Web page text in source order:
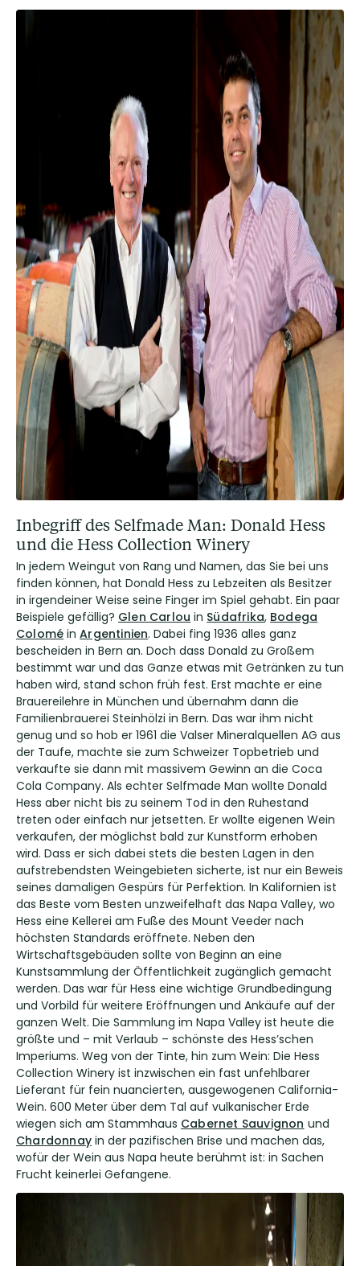
Inbegriff des Selfmade Man: Donald Hess
und die Hess Collection Winery
In jedem Weingut von Rang und Namen, das Sie bei uns
finden können, hat Donald Hess zu Lebzeiten als Besitzer
in irgendeiner Weise seine Finger im Spiel gehabt. Ein paar
Beispiele gefällig? Glen Carlou in Südafrika, Bodega
Colomé inArgentinien. Dabei fing 1936 alles ganz
bescheiden in Bern an. Doch dass Donald zu Großem
bestimmt war und das Ganze etwas mit Getränken zu tun
haben wird, stand schon früh fest. Erst machte er eine
Brauereilehre in München und übernahm dann die
Familienbrauerei Steinhölzi in Bern. Das war ihm nicht
genug und so hob er 1961 die Valser Mineralquellen AG aus
der Taufe, machte sie zum Schweizer Topbetrieb und
verkaufte sie dann mit massivem Gewinn an die Coca
Cola Company. Als echter Selfmade Man wollte Donald
Hess aber nicht bis zu seinem Tod in den Ruhestand
treten oder einfach nur jetsetten. Er wollte eigenen Wein
verkaufen, der möglichst bald zur Kunstform erhoben
wird. Dass er sich dabei stets die besten Lagen in den
aufstrebendsten Weingebieten sicherte, ist nur ein Beweis
seines damaligen Gespürs für Perfektion. In Kalifornien ist
das Beste vom Besten unzweifelhaft das Napa Valley, wo
Hess eine Kellerei am Fuße des Mount Veeder nach
höchsten Standards eröffnete. Neben den
Wirtschaftsgebäuden sollte von Beginn an eine
Kunstsammlung der Öffentlichkeit zugänglich gemacht
werden. Das war für Hess eine wichtige Grundbedingung
und Vorbild für weitere Eröffnungen und Ankäufe auf der
ganzen Welt. Die Sammlung im Napa Valley ist heute die
größte und – mit Verlaub – schönste des Hess’schen
Imperiums. Weg von der Tinte, hin zum Wein: Die Hess
Collection Winery ist inzwischen ein fast unfehlbarer
Lieferant für fein nuancierten, ausgewogenen California-
Wein. 600 Meter über dem Tal auf vulkanischer Erde
wiegen sich am Stammhaus Cabernet Sauvignon und
Chardonnay in der pazifischen Brise und machen das,
wofür der Wein aus Napa heute berühmt ist: in Sachen
Frucht keinerlei Gefangene.